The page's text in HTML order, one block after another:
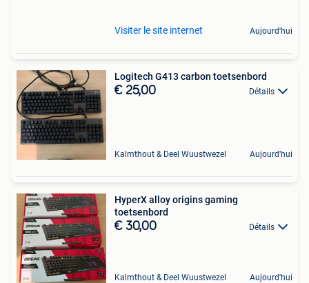
Visiter le site internet Aujourd'hui
Logitech G413 carbon toetsenbord
€ 25,00 Détails
Kalmthout & Deel Wuustwezel Aujourd'hui
HyperX alloy origins gaming
toetsenbord
€ 30,00 Détails
Kalmthout & Deel Wuustwezel Aujourd'hui